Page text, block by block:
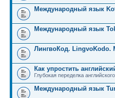
Международный язык
Международный язык
ЛингвоКод. LingvoKodo.
Как упростить
Глубокая переделка
Международный язык